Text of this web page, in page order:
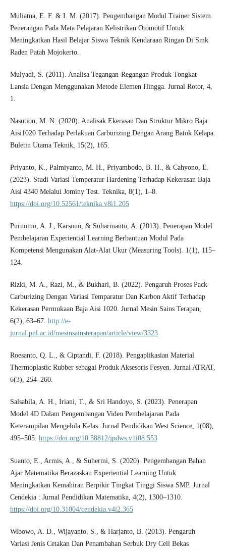
Muliatna, E. F. & I. M. (2017). Pengembangan Modul Trainer Sistem
Penerangan Pada Mata Pelajaran Kelistrikan Otomotif Untuk
Meningkatkan Hasil Belajar Siswa Teknik Kendaraan Ringan Di Smk
Raden Patah Mojokerto.
Mulyadi, S. (2011). Analisa Tegangan-Regangan Produk Tongkat
Lansia Dengan Menggunakan Metode Elemen Hingga. Jurnal Rotor, 4,
1.
Nasution, M. N. (2020). Analisak Ekerasan Dan Struktur Mikro Baja
Aisi1020 Terhadap Perlakuan Carburizing Dengan Arang Batok Kelapa.
Buletin Utama Teknik, 15(2), 165.
Priyanto, K., Palmiyanto, M. H., Priyambodo, B. H., & Cahyono, E.
(2023). Studi Variasi Temperatur Hardening Terhadap Kekerasan Baja
Aisi 4340 Melalui Jominy Test. Teknika, 8(1), 1–8.
https://doi.org/10.52561/teknika.v8i1.205
Purnomo, A. J., Karsono, & Suharmanto, A. (2013). Penerapan Model
Pembelajaran Experiential Learning Berbantuan Modul Pada
Kompetensi Mengunakan Alat-Alat Ukur (Measuring Tools). 1(1), 115–
124.
Rizki, M. A., Razi, M., & Bukhari, B. (2022). Pengaruh Proses Pack
Carburizing Dengan Variasi Temparatur Dan Karbon Aktif Terhadap
Kekerasan Permukaan Baja Aisi 1020. Jurnal Mesin Sains Terapan,
6(2), 63–67. http://e-
jurnal.pnl.ac.id/mesinsainsterapan/article/view/3323
Roesanto, Q. L., & Ciptandi, F. (2018). Pengaplikasian Material
Thermoplastic Rubber sebagai Produk Aksesoris Fesyen. Jurnal ATRAT,
6(3), 254–260.
Salsabila, A. H., Iriani, T., & Sri Handoyo, S. (2023). Penerapan
Model 4D Dalam Pengembangan Video Pembelajaran Pada
Keterampilan Mengelola Kelas. Jurnal Pendidikan West Science, 1(08),
495–505. https://doi.org/10.58812/jpdws.v1i08.553
Suanto, E., Armis, A., & Suhermi, S. (2020). Pengembangan Bahan
Ajar Matematika Berazaskan Experiential Learning Untuk
Meningkatkan Kemahiran Berpikir Tingkat Tinggi Siswa SMP. Jurnal
Cendekia : Jurnal Pendidikan Matematika, 4(2), 1300–1310.
https://doi.org/10.31004/cendekia.v4i2.365
Wibowo, A. D., Wijayanto, S., & Harjanto, B. (2013). Pengaruh
Variasi Jenis Cetakan Dan Penambahan Serbuk Dry Cell Bekas